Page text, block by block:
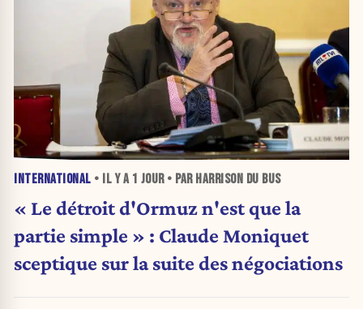
INTERNATIONAL • IL Y A 1 JOUR• PAR HARRISON DU BUS
« Le détroit d'Ormuz n'est que la
partie simple » : Claude Moniquet
sceptique sur la suite des négociations